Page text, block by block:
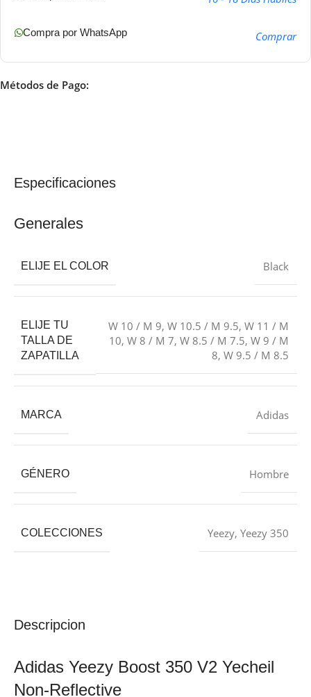
Compra por WhatsApp Comprar
Métodos de Pago:
Descripcion
Adidas Yeezy Boost 350 V2 Yecheil
Non-Reflective
Especificaciones
Generales
ELIJE EL COLOR Black
ELIJE TU
TALLA DE
ZAPATILLA
W 10 / M 9, W 10.5 / M 9.5, W 11 / M
10, W 8 / M 7, W 8.5 / M 7.5, W 9 / M
8, W 9.5 / M 8.5
MARCA Adidas
GÉNERO Hombre
COLECCIONES Yeezy, Yeezy 350